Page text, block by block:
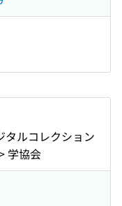
タルコレクション
学協会